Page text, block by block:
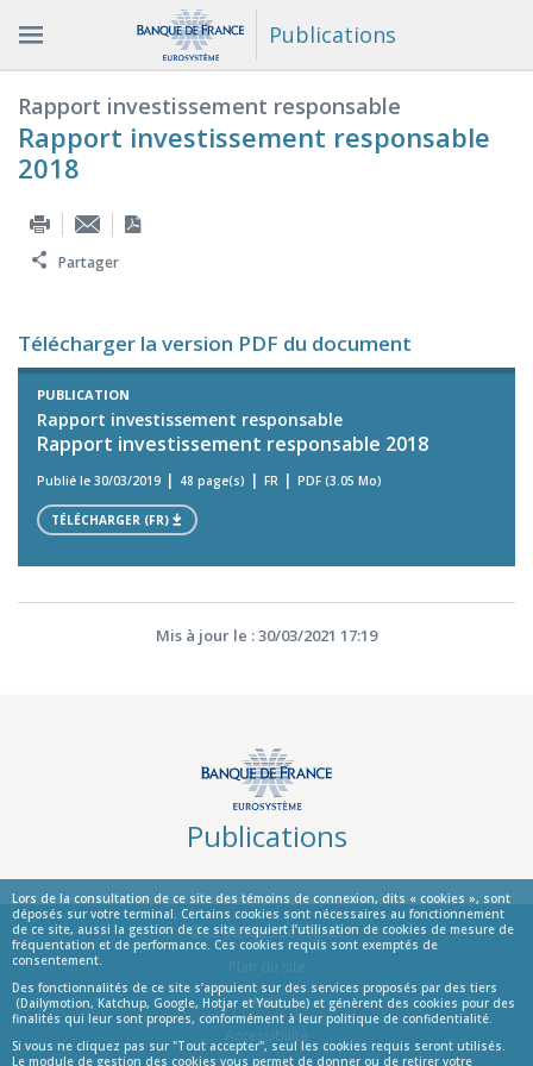
Lors de la consultation de ce site des témoins de connexion, dits « cookies », sont
déposés sur votre terminal. Certains cookies sont nécessaires au fonctionnement
de ce site, aussi la gestion de ce site requiert l’utilisation de cookies de mesure de
fréquentation et de performance. Ces cookies requis sont exemptés de
consentement.
Des fonctionnalités de ce site s’appuient sur des services proposés par des tiers
(Dailymotion, Katchup, Google, Hotjar et Youtube) et génèrent des cookies pour des
finalités qui leur sont propres, conformément à leur politique de confidentialité.
Si vous ne cliquez pas sur "Tout accepter", seul les cookies requis seront utilisés.
Le module de gestion des cookies vous permet de donner ou de retirer votre
Publications
Rapport investissement responsable
Rapport investissement responsable
2018
Partager
Télécharger la version PDF du document
PUBLICATION
Rapport investissement responsable
Rapport investissement responsable 2018
Publié le 30/03/2019 48 page(s) FR PDF (3.05 Mo)
TÉLÉCHARGER (FR)
Mis à jour le : 30/03/2021 17:19
Publications
© La Banque de France
Informations
Aide